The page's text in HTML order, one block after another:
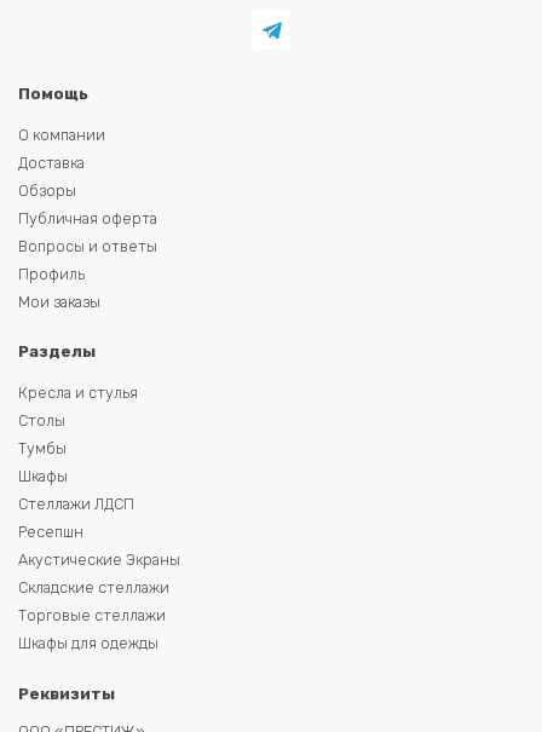
Помощь
О компании
Доставка
Обзоры
Публичная оферта
Вопросы и ответы
Профиль
Мои заказы
Разделы
Кресла и стулья
Столы
Тумбы
Шкафы
Стеллажи ЛДСП
Ресепшн
Акустические Экраны
Складские стеллажи
Торговые стеллажи
Шкафы для одежды
Реквизиты